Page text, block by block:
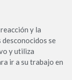
y la
se
y utiliza
ir a su trabajo en